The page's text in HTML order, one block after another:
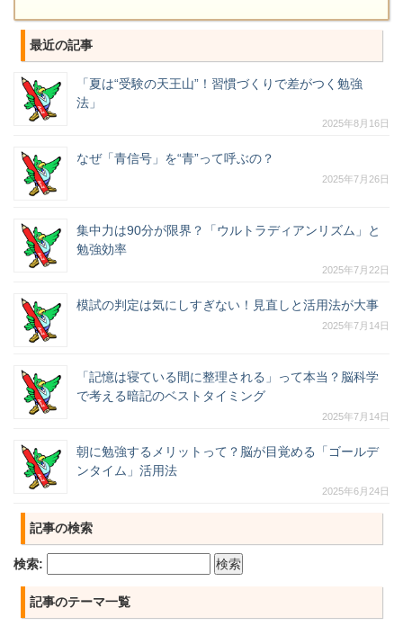
最近の記事
「夏は“受験の天王山”！習慣づくりで差がつく勉強
法」
2025年8月16日
なぜ「青信号」を“青”って呼ぶの？
2025年7月26日
集中力は90分が限界？「ウルトラディアンリズム」と
勉強効率
2025年7月22日
模試の判定は気にしすぎない！見直しと活用法が大事
2025年7月14日
「記憶は寝ている間に整理される」って本当？脳科学
で考える暗記のベストタイミング
2025年7月14日
朝に勉強するメリットって？脳が目覚める「ゴールデ
ンタイム」活用法
2025年6月24日
記事の検索
検索:
記事のテーマ一覧